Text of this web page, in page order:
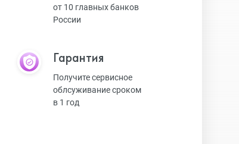
от 10 главных банков
России
Гарантия
Получите сервисное
облсуживание сроком
в 1 год